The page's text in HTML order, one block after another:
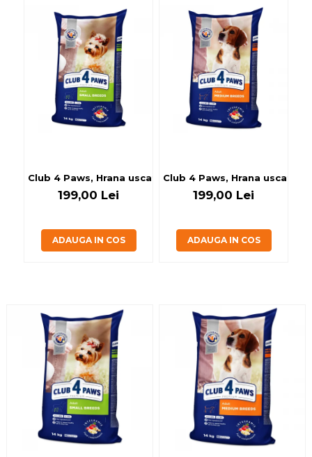
Club 4 Paws, Hrana uscata caini de talie mica, 14kg
199,00 Lei
ADAUGA IN COS
Club 4 Paws, Hrana uscata
199,00 Lei
ADAUGA IN COS